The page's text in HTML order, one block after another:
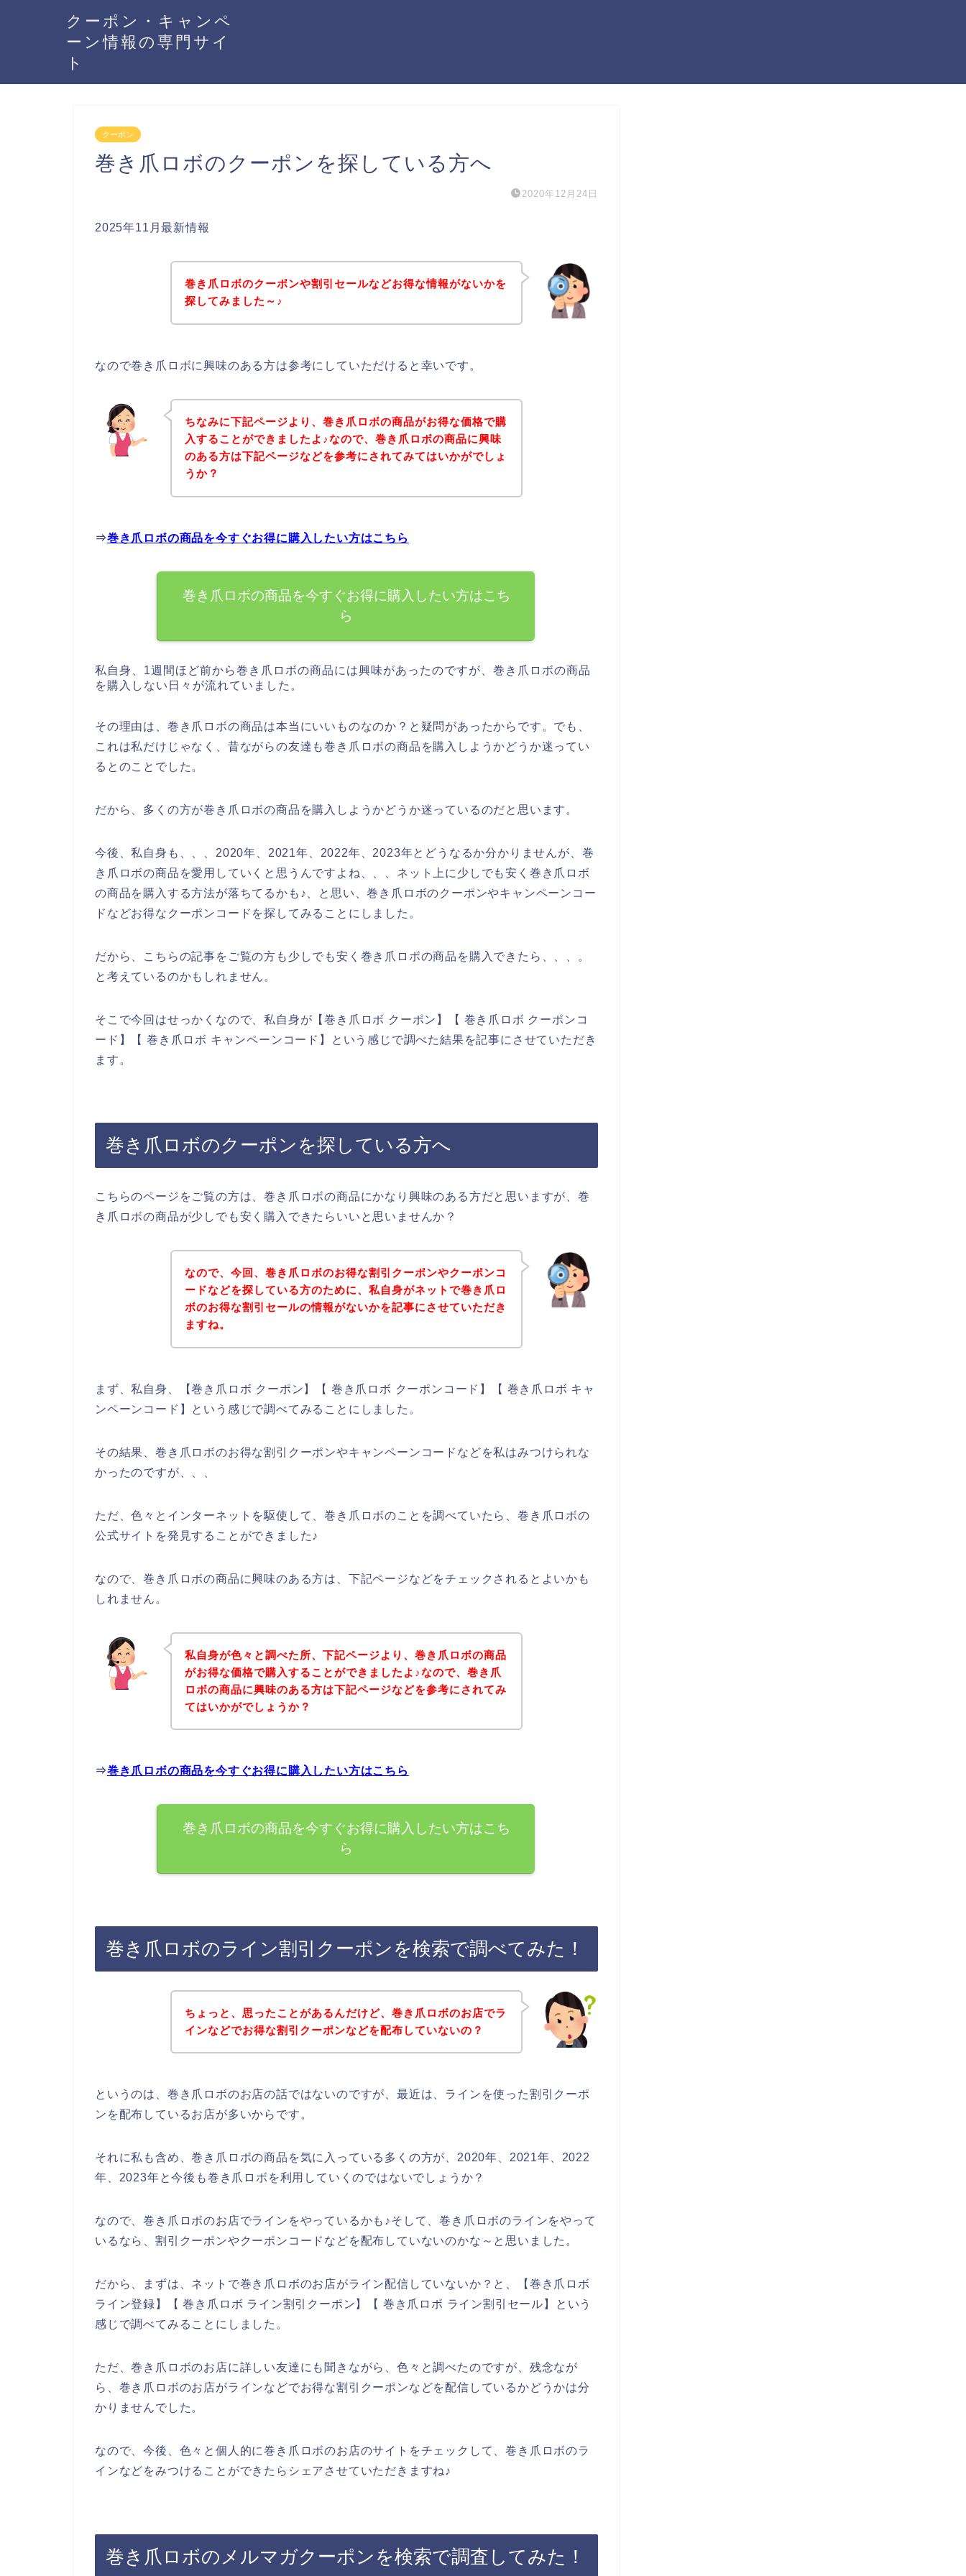
クーポン・キャンペ
ーン情報の専門サイ
ト
クーポン
巻き爪ロボのクーポンを探している方へ
2020年12月24日
2025年11月最新情報
巻き爪ロボのクーポンや割引セールなどお得な情報がないかを
探してみました～♪
なので巻き爪ロボに興味のある方は参考にしていただけると幸いです。
ちなみに下記ページより、巻き爪ロボの商品がお得な価格で購
入することができましたよ♪なので、巻き爪ロボの商品に興味
のある方は下記ページなどを参考にされてみてはいかがでしょ
うか？
⇒巻き爪ロボの商品を今すぐお得に購入したい方はこちら
巻き爪ロボの商品を今すぐお得に購入したい方はこち
ら
私自身、1週間ほど前から巻き爪ロボの商品には興味があったのですが、巻き爪ロボの商品
を購入しない日々が流れていました。
その理由は、巻き爪ロボの商品は本当にいいものなのか？と疑問があったからです。でも、
これは私だけじゃなく、昔ながらの友達も巻き爪ロボの商品を購入しようかどうか迷ってい
るとのことでした。
だから、多くの方が巻き爪ロボの商品を購入しようかどうか迷っているのだと思います。
今後、私自身も、、、2020年、2021年、2022年、2023年とどうなるか分かりませんが、巻
き爪ロボの商品を愛用していくと思うんですよね、、、ネット上に少しでも安く巻き爪ロボ
の商品を購入する方法が落ちてるかも♪、と思い、巻き爪ロボのクーポンやキャンペーンコー
ドなどお得なクーポンコードを探してみることにしました。
だから、こちらの記事をご覧の方も少しでも安く巻き爪ロボの商品を購入できたら、、、。
と考えているのかもしれません。
そこで今回はせっかくなので、私自身が【巻き爪ロボ クーポン】【 巻き爪ロボ クーポンコ
ード】【 巻き爪ロボ キャンペーンコード】という感じで調べた結果を記事にさせていただき
ます。
巻き爪ロボのクーポンを探している方へ
こちらのページをご覧の方は、巻き爪ロボの商品にかなり興味のある方だと思いますが、巻
き爪ロボの商品が少しでも安く購入できたらいいと思いませんか？
なので、今回、巻き爪ロボのお得な割引クーポンやクーポンコ
ードなどを探している方のために、私自身がネットで巻き爪ロ
ボのお得な割引セールの情報がないかを記事にさせていただき
ますね。
まず、私自身、【巻き爪ロボ クーポン】【 巻き爪ロボ クーポンコード】【 巻き爪ロボ キャ
ンペーンコード】という感じで調べてみることにしました。
その結果、巻き爪ロボのお得な割引クーポンやキャンペーンコードなどを私はみつけられな
かったのですが、、、
ただ、色々とインターネットを駆使して、巻き爪ロボのことを調べていたら、巻き爪ロボの
公式サイトを発見することができました♪
なので、巻き爪ロボの商品に興味のある方は、下記ページなどをチェックされるとよいかも
しれません。
私自身が色々と調べた所、下記ページより、巻き爪ロボの商品
がお得な価格で購入することができましたよ♪なので、巻き爪
ロボの商品に興味のある方は下記ページなどを参考にされてみ
てはいかがでしょうか？
⇒巻き爪ロボの商品を今すぐお得に購入したい方はこちら
巻き爪ロボの商品を今すぐお得に購入したい方はこち
ら
巻き爪ロボのライン割引クーポンを検索で調べてみた！
ちょっと、思ったことがあるんだけど、巻き爪ロボのお店でラ
インなどでお得な割引クーポンなどを配布していないの？
というのは、巻き爪ロボのお店の話ではないのですが、最近は、ラインを使った割引クーポ
ンを配布しているお店が多いからです。
それに私も含め、巻き爪ロボの商品を気に入っている多くの方が、2020年、2021年、2022
年、2023年と今後も巻き爪ロボを利用していくのではないでしょうか？
なので、巻き爪ロボのお店でラインをやっているかも♪そして、巻き爪ロボのラインをやって
いるなら、割引クーポンやクーポンコードなどを配布していないのかな～と思いました。
だから、まずは、ネットで巻き爪ロボのお店がライン配信していないか？と、【巻き爪ロボ
ライン登録】【 巻き爪ロボ ライン割引クーポン】【 巻き爪ロボ ライン割引セール】という
感じで調べてみることにしました。
ただ、巻き爪ロボのお店に詳しい友達にも聞きながら、色々と調べたのですが、残念なが
ら、巻き爪ロボのお店がラインなどでお得な割引クーポンなどを配信しているかどうかは分
かりませんでした。
なので、今後、色々と個人的に巻き爪ロボのお店のサイトをチェックして、巻き爪ロボのラ
インなどをみつけることができたらシェアさせていただきますね♪
巻き爪ロボのメルマガクーポンを検索で調査してみた！